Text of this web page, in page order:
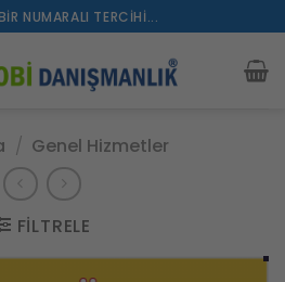
NUMARALI TERCIHI...
/ Genel Hizmetler
FILTRELE